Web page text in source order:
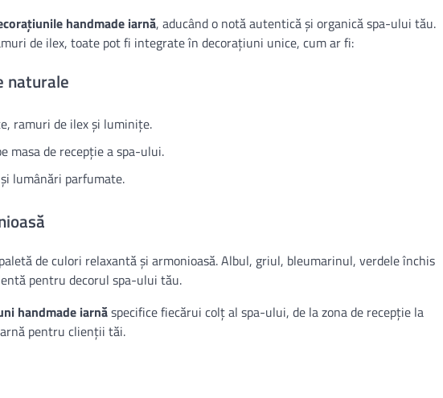
handmade iarnă, aducând o notă autentică și organică spa-ului tău.
de ilex, toate pot fi integrate în decorațiuni unice, cum ar fi:
naturale
ramuri de ilex și luminițe.
masa de recepție a spa-ului.
lumânări parfumate.
de culori relaxantă și armonioasă. Albul, griul, bleumarinul, verdele închis
pentru decorul spa-ului tău.
handmade iarnăspecifice fiecărui colț al spa-ului, de la zona de recepție la
pentru clienții tăi.